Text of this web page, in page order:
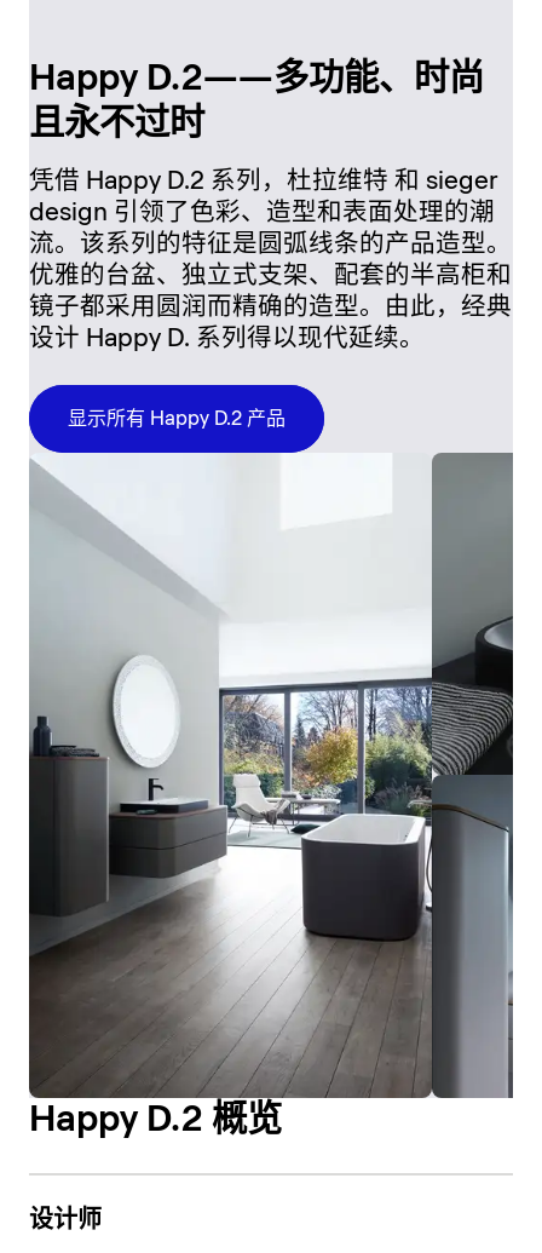
Happy D.2——多功能、时尚
且永不过时
凭借 Happy D.2 系列，杜拉维特 和 sieger
design 引领了色彩、造型和表面处理的潮
流。该系列的特征是圆弧线条的产品造型。
优雅的台盆、独立式支架、配套的半高柜和
镜子都采用圆润而精确的造型。由此，经典
设计 Happy D. 系列得以现代延续。
显示所有 Happy D.2 产品
Happy D.2 概览
设计师